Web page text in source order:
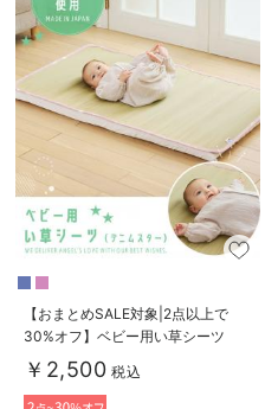
【おまとめSALE対象|2点以上で
30%オフ】ベビー用い草シーツ
（デニムスター）
￥2,500 税込